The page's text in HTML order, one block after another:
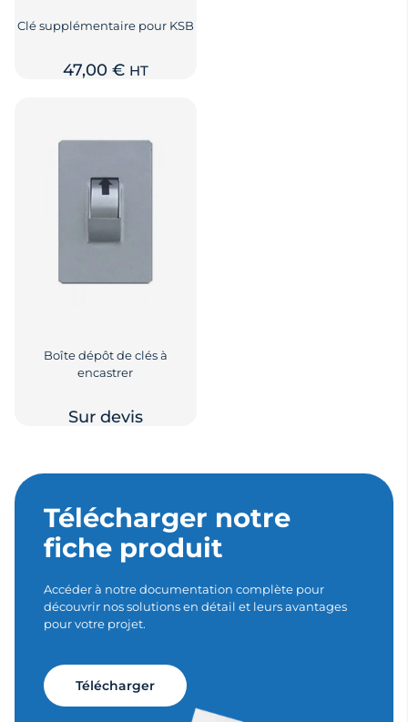
Clé supplémentaire pour KSB
47,00 € HT
Boîte dépôt de clés à
encastrer
Sur devis
Télécharger notre
fiche produit
Accéder à notre documentation complète pour
découvrir nos solutions en détail et leurs avantages
pour votre projet.
Télécharger